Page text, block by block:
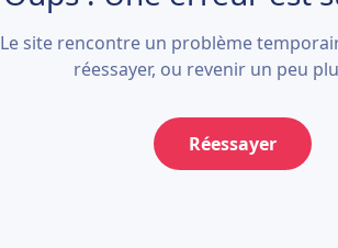
Le site rencontre un problème
réessayer, ou revenir un peu
Réessayer